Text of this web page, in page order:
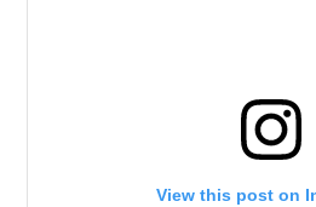
View this post on